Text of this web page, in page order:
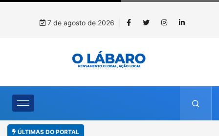
7 de agosto de 2026
ÚLTIMAS DO PORTAL